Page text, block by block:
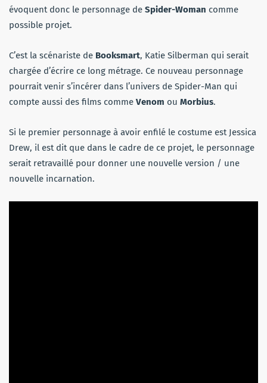
évoquent donc le personnage de Spider-Woman comme
possible projet.
C’est la scénariste de Booksmart, Katie Silberman qui serait
chargée d’écrire ce long métrage. Ce nouveau personnage
pourrait venir s’incérer dans l’univers de Spider-Man qui
compte aussi des films comme Venom ou Morbius.
Si le premier personnage à avoir enfilé le costume est Jessica
Drew, il est dit que dans le cadre de ce projet, le personnage
serait retravaillé pour donner une nouvelle version / une
nouvelle incarnation.